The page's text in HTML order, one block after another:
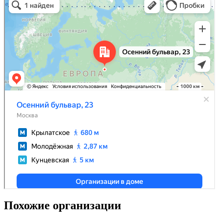
Похожие организации